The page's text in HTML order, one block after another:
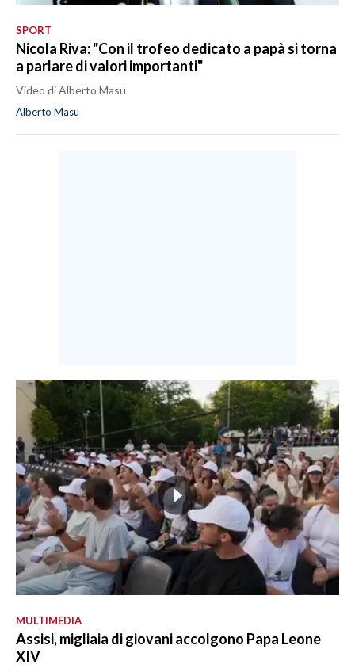
SPORT
Nicola Riva: "Con il trofeo dedicato a papà si torna
a parlare di valori importanti"
Video di Alberto Masu
Alberto Masu
MULTIMEDIA
Assisi, migliaia di giovani accolgono Papa Leone
XIV